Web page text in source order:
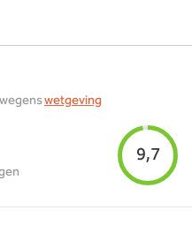
wetgeving
9,7